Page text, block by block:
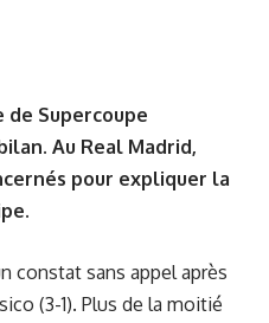
Supercoupe
Au Real Madrid,
pour expliquer la
constat sans appel après
(3-1). Plus de la moitié